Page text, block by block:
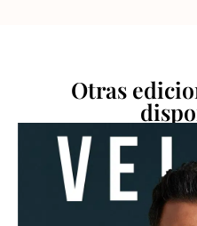
Otras